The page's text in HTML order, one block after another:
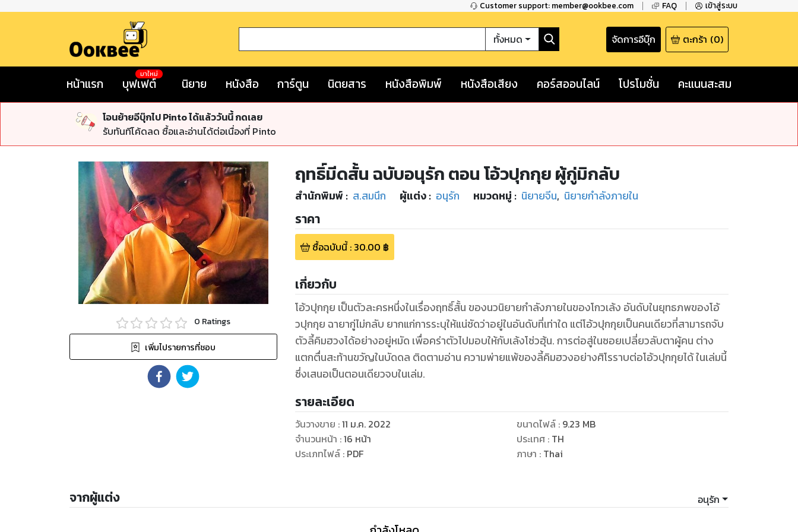
Customer support: member@ookbee.com FAQ เข้าสู่ระบบ
ทั้งหมด จัดการอีบุ๊ก ตะกร้า (0)
หน้าแรก บุฟเฟต์
มาใหม่
นิยาย หนังสือ การ์ตูน นิตยสาร หนังสือพิมพ์ หนังสือเสียง คอร์สออนไลน์ โปรโมชั่น คะแนนสะสม
โอนย้ายอีบุ๊กไป Pinto ได้แล้ววันนี้ กดเลย
รับทันทีโค้ดลด ซื้อและอ่านได้ต่อเนื่องที่ Pinto
0 Ratings
เพิ่มไปรายการที่ชอบ
ฤทธิ์มีดสั้น ฉบับอนุรัก ตอน โอ้วปุกกุย ผู้กู่มิกลับ
สำนักพิมพ์ : ส.สมนึก ผู้แต่ง : อนุรัก หมวดหมู่ : นิยายจีน, นิยายกำลังภายใน
ราคา
ซื้อฉบับนี้: 30.00 ฿
เกี่ยวกับ
โอ้วปุกกุย เป็นตัวละครหนึ่งในเรื่องฤทธิ์สั้น ของนวนิยายกำลังภายในของโกวเล้ง อันดับในยุทธภพของโอ้
วปุกกุย ฉายากู่ไม่กลับ ยากแก่การระบุให้แน่ชัดว่าอยู่ในอันดับที่เท่าใด แต่โอ้วปุกกุยเป็นคนเดียวที่สามารถจับ
ตัวลี้คิมฮวงได้อย่างอยู่หมัด เพื่อคร่าตัวไปมอบให้กับเล้งโซ่วฮุ้น. การต่อสู่ในซอยเปลี่ยวลับตาผู้คน ต่าง
แตกตื่นสะท้านขวัญในบัดดล ติดตามอ่าน ความพ่ายแพ้ของลี้คิมฮวงอย่างศิโรราบต่อโอ้วปุกกุยได้ ในเล่มนี้
ซึ่งเสนอเป็นตอนเดียวจบในเล่ม.
รายละเอียด
วันวางขาย :11 ม.ค. 2022
จำนวนหน้า :16 หน้า
ประเภทไฟล์: PDF
ขนาดไฟล์: 9.23 MB
ประเทศ : TH
ภาษา : Thai
จากผู้แต่ง อนุรัก